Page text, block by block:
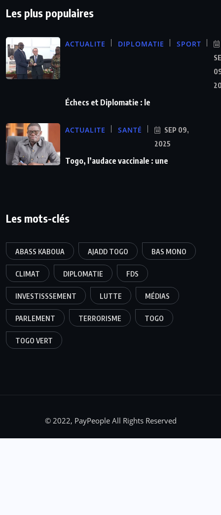
Les plus populaires
ACTUALITE DIPLOMATIE SPORT
Échecs et Diplomatie : le
ACTUALITE SANTÉ
SEP 09,
2025
Togo, l’audace vaccinale : une
Les mots-clés
ABASS KABOUA AJADD TOGO BAS MONO
CLIMAT DIPLOMATIE FDS
INVESTISSSEMENT LUTTE MÉDIAS
PARLEMENT TERRORISME TOGO
TOGO VERT
© 2022, PayPeople All Rights Reserved